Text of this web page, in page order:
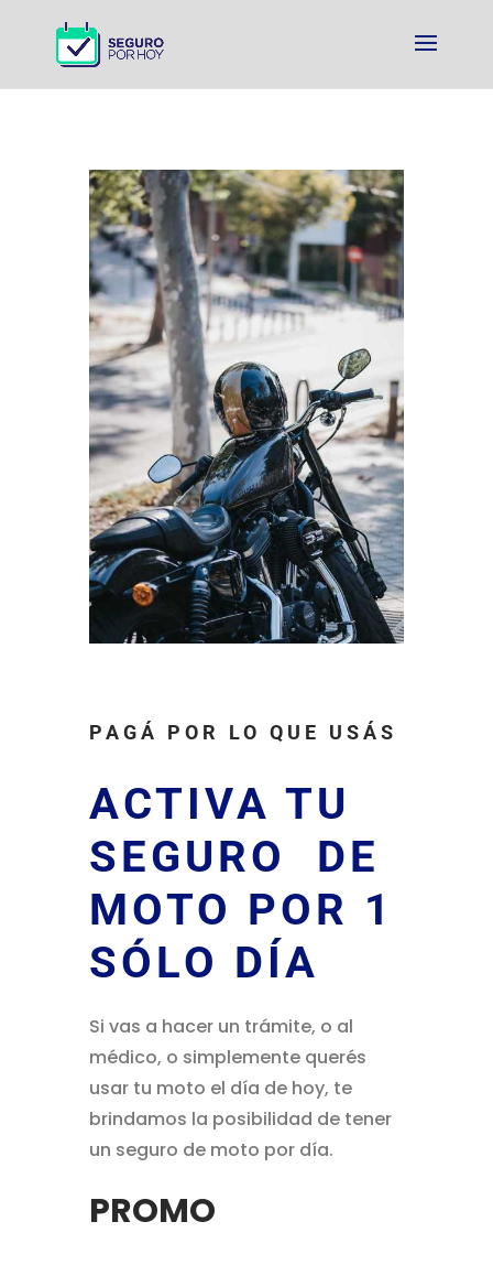
PAGÁ POR LO QUE USÁS
ACTIVA TU
SEGURO DE
MOTO POR 1
SÓLO DÍA
Si vas a hacer un trámite, o al
médico, o simplemente querés
usar tu moto el día de hoy, te
brindamos la posibilidad de tener
un seguro de moto por día.
PROMO